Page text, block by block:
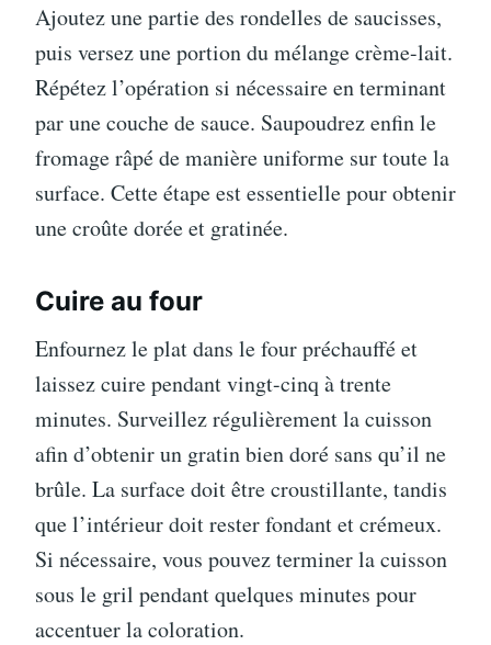
Ajoutez une partie des rondelles de saucisses,
puis versez une portion du mélange crème-lait.
Répétez l’opération si nécessaire en terminant
par une couche de sauce. Saupoudrez enfin le
fromage râpé de manière uniforme sur toute la
surface. Cette étape est essentielle pour obtenir
une croûte dorée et gratinée.
Cuire au four
Enfournez le plat dans le four préchauffé et
laissez cuire pendant vingt-cinq à trente
minutes. Surveillez régulièrement la cuisson
afin d’obtenir un gratin bien doré sans qu’il ne
brûle. La surface doit être croustillante, tandis
que l’intérieur doit rester fondant et crémeux.
Si nécessaire, vous pouvez terminer la cuisson
sous le gril pendant quelques minutes pour
accentuer la coloration.